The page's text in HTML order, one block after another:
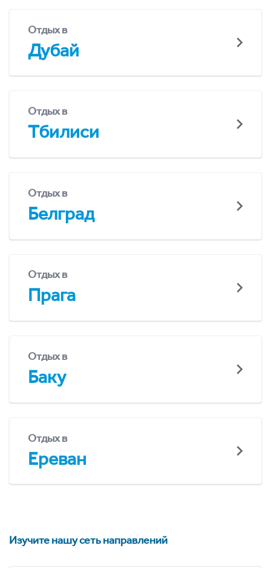
Отдых в
Дубай
Отдых в
Тбилиси
Отдых в
Белград
Отдых в
Прага
Отдых в
Баку
Отдых в
Ереван
Изучите нашу сеть направлений